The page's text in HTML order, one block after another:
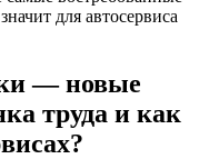
для автосервиса
— новые
труда и как